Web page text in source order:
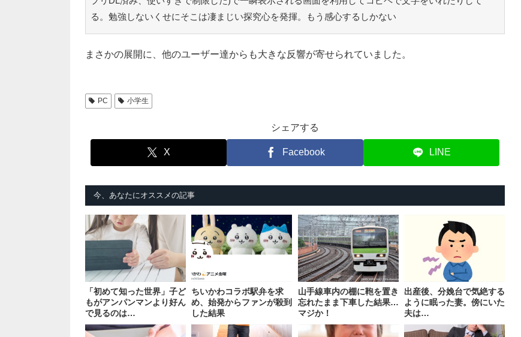
る。勉強しないくせにそこは凄まじい探究心を発揮。もう感心するしかない
まさかの展開に、他のユーザー達からも大きな反響が寄せられていました。
PC 小学生
シェアする
X Facebook LINE
今、あなたにオススメの記事
「初めて知った世界」子ど
もがアンパンマンより好ん
で見るのは…
ちいかわコラボ駅弁を求
め、始発からファンが殺到
した結果
山手線車内の棚に鞄を置き
忘れたまま下車した結果…
マジか！
出産後、分娩台で気絶する
ように眠った妻。傍にいた
夫は…